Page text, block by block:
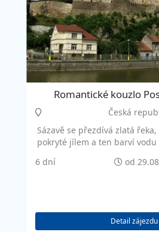
Romantické kouzlo
Česká
Sázavě se přezdívá zlatá
pokryté jílem a ten barví
krajina…
6 dní
od
Detail zájezdu